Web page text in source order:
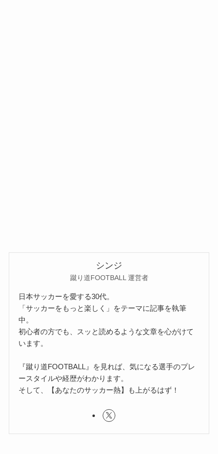
シンジ
蹴り道FOOTBALL 運営者
日本サッカーを愛する30代。
「サッカーをもっと楽しく」をテーマに記事を執筆
中。
初心者の方でも、スッと読めるような文章を心がけて
います。
『蹴り道FOOTBALL』を見れば、気になる選手のプレ
ースタイルや経歴がわかります。
そして、【あなたのサッカー熱】も上がるはず！